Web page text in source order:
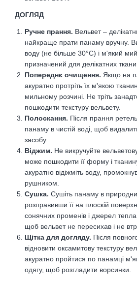
ДОГЛЯД
Ручне прання. Вельвет –
найкраще прати панаму вручну.
воду (не більше 30°C) і м'який
призначений для делікатних
Попереднє очищення. Якщо на
акуратно протріть їх м'якою
мильному розчині. Не тріть
пошкодити текстуру вельвету.
Полоскання. Після прання
панаму в чистій воді, щоб
засобу.
Віджим. Не викручуйте
може пошкодити її форму і
акуратно відіжміть воду,
рушником.
Сушка. Сушіть панаму в
розправивши її на плоскій
сонячних променів і джерел
щоб вельвет не пересихав і не
Щітка для догляду. Після
відновити оксамитову текстуру
акуратно пройтися по панамці
одягу, щоб розгладити ворсинки.